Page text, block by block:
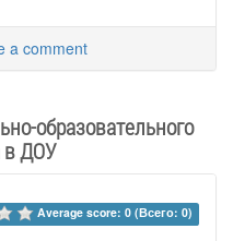
a comment
образовательного
в ДОУ
Average score: 0 (Всего: 0)